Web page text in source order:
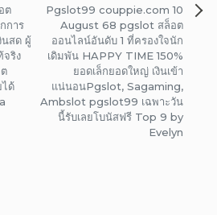
ต
การ
นสด ผู้
จริง
ได้
Pgslot99 couppie.com 10
August 68 pgslot สล็อต
ออนไลน์อันดับ 1 ที่ครองใจนัก
เดิมพัน HAPPY TIME 150%
ยอดเล็กยอดใหญ่ เงินเข้า
แน่นอนPgslot, Sagaming,
Ambslot pgslot99 เฉพาะวัน
นี้รับเลยโบนัสฟรี Top 9 by
Evelyn